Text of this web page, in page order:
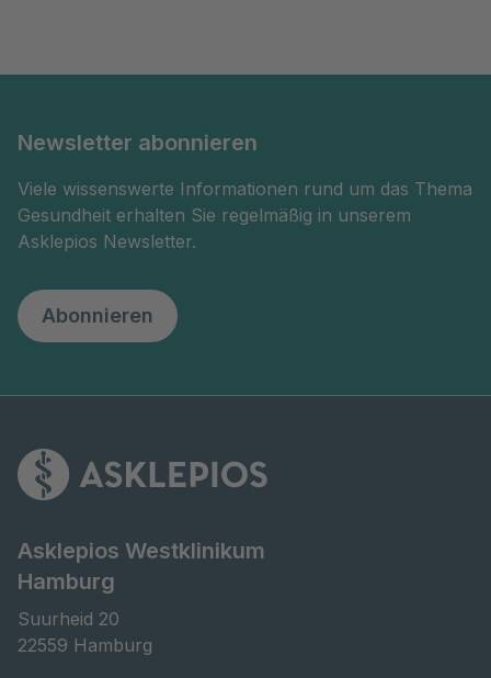
Newsletter abonnieren
Viele wissenswerte Informationen rund um das Thema
Gesundheit erhalten Sie regelmäßig in unserem
Asklepios Newsletter.
Abonnieren
Asklepios Westklinikum
Hamburg
Suurheid 20
22559 Hamburg